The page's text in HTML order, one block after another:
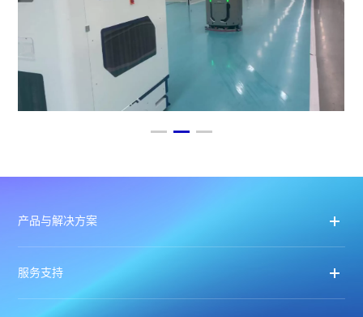
产品与解决方案
服务支持